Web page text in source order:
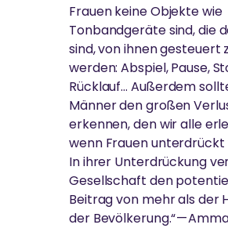
Frauen keine Objekte wie
Tonbandgeräte sind, die
sind, von ihnen gesteuert
werden: Abspiel, Pause,
Rücklauf… Außerdem
Männer den großen
erkennen, den wir alle
wenn Frauen unterdrückt
In ihrer Unterdrückung
Gesellschaft den
Beitrag von mehr als der
der Bevölkerung.“ —